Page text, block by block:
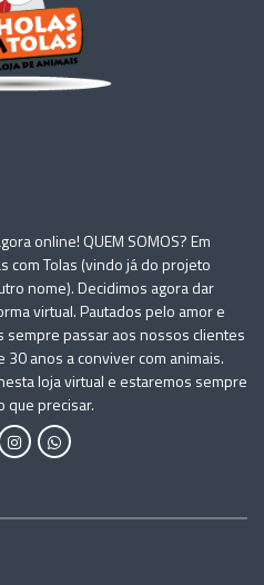
online! QUEM SOMOS? Em
com Tolas (vindo já do projeto
nome). Decidimos agora dar
virtual. Pautados pelo amor e
sempre passar aos nossos clientes
anos a conviver com animais.
loja virtual e estaremos sempre
que precisar.